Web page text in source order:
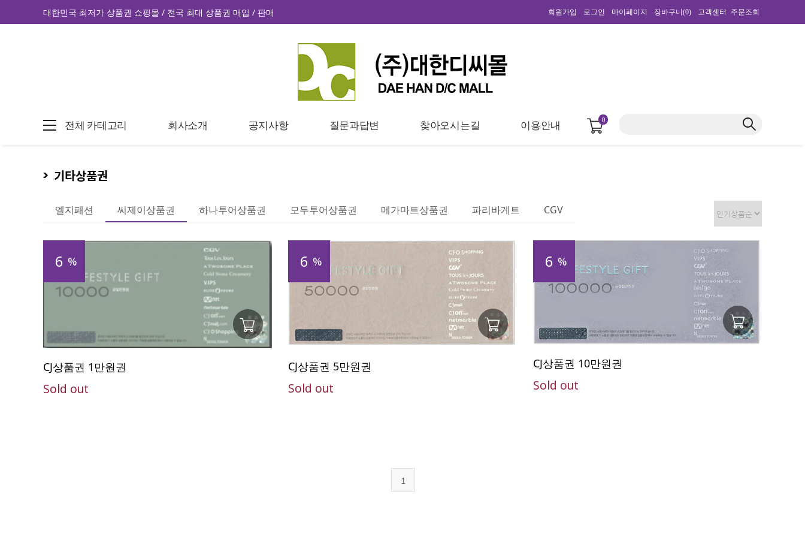
대한민국 최저가 상품권 쇼핑몰 / 전국 최대 상품권 매입 / 판매 회원가입 로그인 마이페이지 장바구니(0) 고객센터 주문조회
전체 카테고리 회사소개 공지사항 질문과답변 찾아오시는길 이용안내 0
기타상품권
엘지패션 씨제이상품권 하나투어상품권 모두투어상품권 메가마트상품권 파리바게트 CGV
6 %
CJ상품권 1만원권
Sold out
6 %
CJ상품권 5만원권
Sold out
6 %
CJ상품권 10만원권
Sold out
1